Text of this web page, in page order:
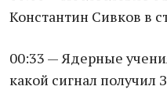
Константин Сивков в
00:33 — Ядерные
какой сигнал получил